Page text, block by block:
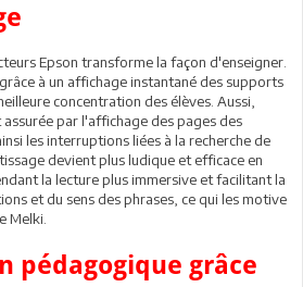
Epson transforme la façon d'enseigner.
à un affichage instantané des supports
concentration des élèves. Aussi,
par l'affichage des pages des
les interruptions liées à la recherche de
devient plus ludique et efficace en
la lecture plus immersive et facilitant la
et du sens des phrases, ce qui les motive
Melki.
pédagogique grâce